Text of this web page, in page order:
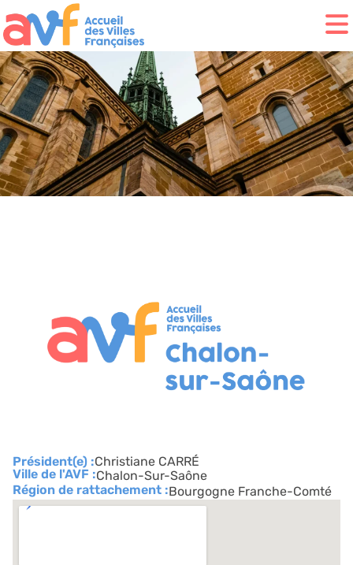
Président(e) :Christiane CARRÉ
Ville de l'AVF :Chalon-Sur-Saône
Région de rattachement :Bourgogne Franche-Comté